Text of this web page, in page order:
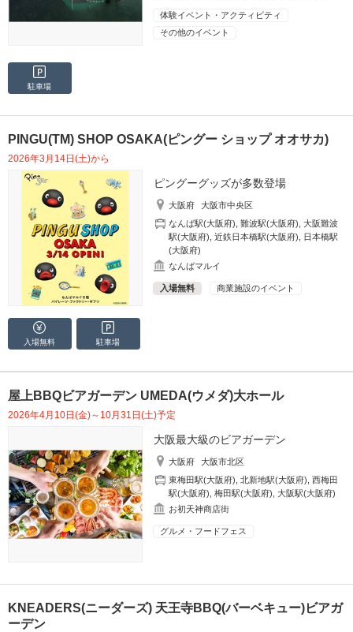
体験イベント・アクティビティ
その他のイベント
駐車場
PINGU(TM) SHOP OSAKA(ピングー ショップ オオサカ)
2026年3月14日(土)から
ピングーグッズが多数登場
大阪府
大阪市中央区
なんば駅(大阪府) ,難波駅(大阪府) ,大阪難波
駅(大阪府) ,近鉄日本橋駅(大阪府)
日本橋駅
(大阪府)
なんばマルイ
入場無料 商業施設のイベント
入場無料 駐車場
屋上BBQビアガーデン UMEDA(ウメダ)大ホール
2026年4月10日(金)～10月31日(土)予定
大阪最大級のビアガーデン
大阪府
大阪市北区
東梅田駅(大阪府) ,北新地駅(大阪府) ,西梅田
駅(大阪府) ,梅田駅(大阪府) ,大阪駅(大阪府)
お初天神商店街
グルメ・フードフェス
KNEADERS(ニーダーズ) 天王寺BBQ(バーベキュー)ビアガ
ーデン